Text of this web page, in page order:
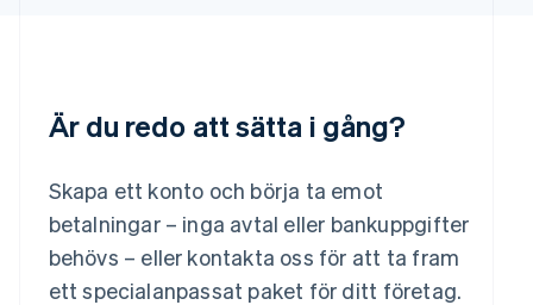
Är du redo att sätta i gång?
Skapa ett konto och börja ta emot
betalningar – inga avtal eller bankuppgifter
behövs – eller kontakta oss för att ta fram
ett specialanpassat paket för ditt företag.
Malaysia
English
Mexiko
EspañolEnglish
Nederländerna
NederlandsEnglish